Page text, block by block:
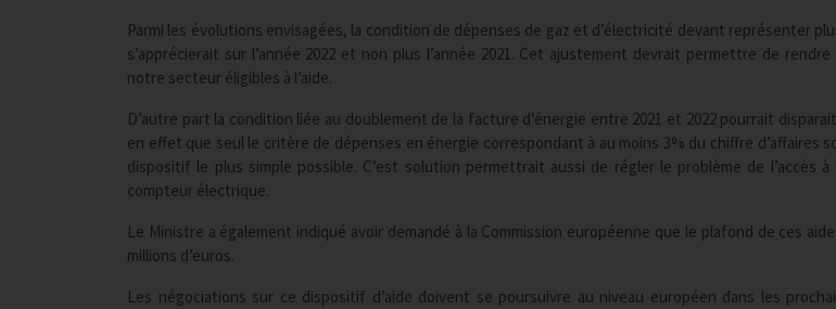
Parmi les évolutions envisagées, la condition de dépenses de gaz et d’électricité devant représenter
s’apprécierait sur l’année 2022 et non plus l’année 2021. Cet ajustement devrait permettre de
notre secteur éligibles à l’aide.
D’autre part la condition liée au doublement de la facture d’énergie entre 2021 et 2022 pourrait
en effet que seul le critère de dépenses en énergie correspondant à au moins 3% du chiffre d’affaires
dispositif le plus simple possible. C’est solution permettrait aussi de régler le problème de l’accès à
compteur électrique.
Le Ministre a également indiqué avoir demandé à la Commission européenne que le plafond de ces
millions d’euros.
Les négociations sur ce dispositif d’aide doivent se poursuivre au niveau européen dans les